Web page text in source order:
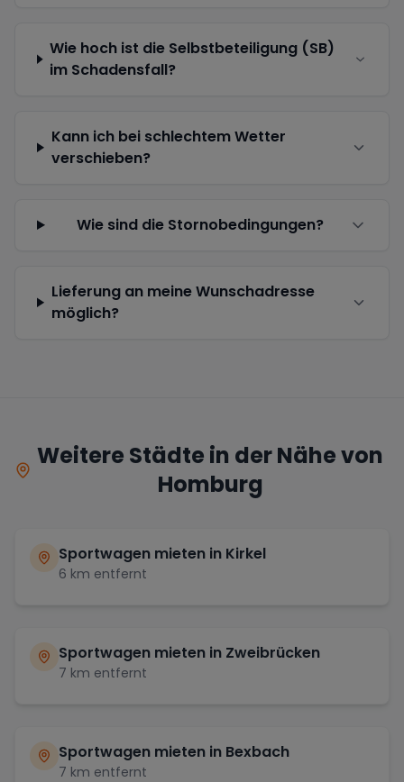
Wie hoch ist die Selbstbeteiligung (SB)
im Schadensfall?
Kann ich bei schlechtem Wetter
verschieben?
Wie sind die Stornobedingungen?
Lieferung an meine Wunschadresse
möglich?
Weitere Städte in der Nähe von
Homburg
Sportwagen mieten in Kirkel
6 km entfernt
Sportwagen mieten in Zweibrücken
7 km entfernt
Sportwagen mieten in Bexbach
7 km entfernt